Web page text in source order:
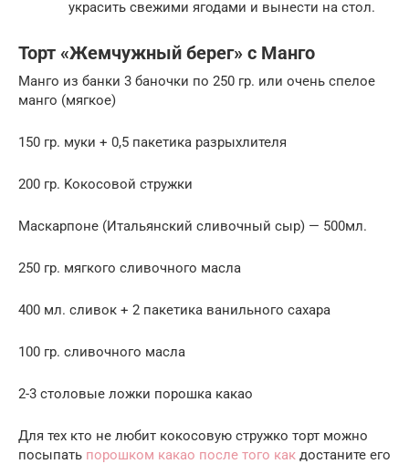
украсить свежими ягодами и вынести на стол.
Торт «Жемчужный берег» с Манго
Манго из банки 3 баночки по 250 гр. или очень спелое
манго (мягкое)
150 гр. муки + 0,5 пакетика разрыхлителя
200 гр. Koкосовой стружки
Маскарпоне (Итальянский сливочный сыр) — 500мл.
250 гр. мягкого сливочного масла
400 мл. сливок + 2 пакетика ванильного сахара
100 гр. сливочного масла
2-3 столовые ложки порошка какао
Для тех кто не любит кокосовую стружко торт можно
посыпать порошком какао после того как достаните его